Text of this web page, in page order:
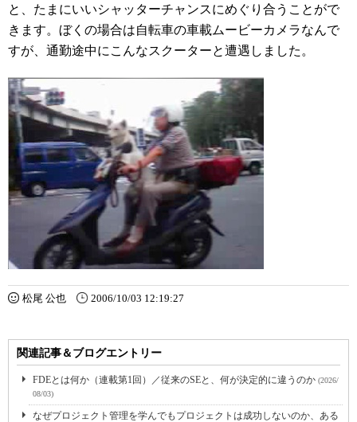
と、たまにいいシャッターチャンスにめぐり合うことがで
きます。ぼくの場合は自転車の車載ムービーカメラなんで
すが、通勤途中にこんなスクーターと遭遇しました。
松尾 公也 2006/10/03 12:19:27
関連記事＆ブログエントリー
FDEとは何か（連載第1回）／従来のSEと、何が決定的に違うのか (2026/
08/03)
なぜプロジェクト管理を学んでもプロジェクトは成功しないのか、ある